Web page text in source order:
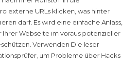
externe URLs klicken, was hinter
darf. Es wird eine einfache Anlass,
Webseite im voraus potenzieller
Verwenden Die leser
um Probleme über Hacks